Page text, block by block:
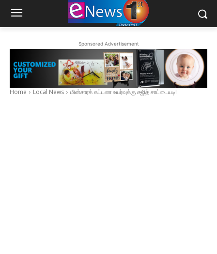
Sponsored Advertisement
Home Local News மின்சாரக் கட்டண உயர்வுக்கு சஜித் சாட்டையடி!